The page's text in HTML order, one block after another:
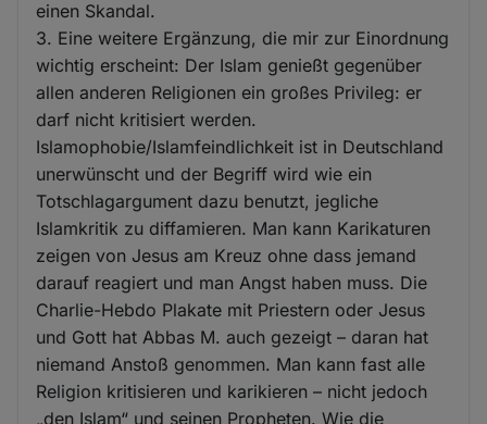
einen Skandal.
3. Eine weitere Ergänzung, die mir zur Einordnung
wichtig erscheint: Der Islam genießt gegenüber
allen anderen Religionen ein großes Privileg: er
darf nicht kritisiert werden.
Islamophobie/Islamfeindlichkeit ist in Deutschland
unerwünscht und der Begriff wird wie ein
Totschlagargument dazu benutzt, jegliche
Islamkritik zu diffamieren. Man kann Karikaturen
zeigen von Jesus am Kreuz ohne dass jemand
darauf reagiert und man Angst haben muss. Die
Charlie-Hebdo Plakate mit Priestern oder Jesus
und Gott hat Abbas M. auch gezeigt – daran hat
niemand Anstoß genommen. Man kann fast alle
Religion kritisieren und karikieren – nicht jedoch
„den Islam“ und seinen Propheten. Wie die